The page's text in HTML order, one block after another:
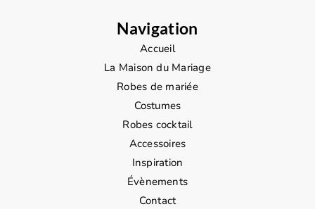
Navigation
Accueil
La Maison du Mariage
Robes de mariée
Costumes
Robes cocktail
Accessoires
Inspiration
Évènements
Contact